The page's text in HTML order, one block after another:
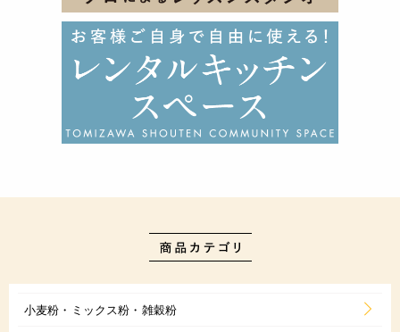
小麦粉・ミックス粉・雑穀粉